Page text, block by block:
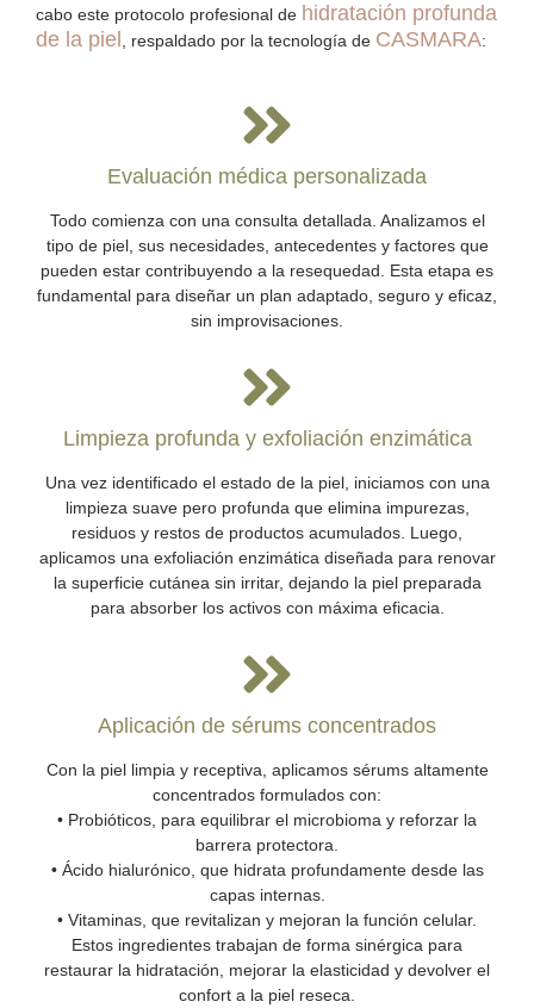
cabo este protocolo profesional de hidratación profunda
de la piel , respaldado por la tecnología de CASMARA:
Evaluación médica personalizada
Todo comienza con una consulta detallada. Analizamos el
tipo de piel, sus necesidades, antecedentes y factores que
pueden estar contribuyendo a la resequedad. Esta etapa es
fundamental para diseñar un plan adaptado, seguro y eficaz,
sin improvisaciones.
Limpieza profunda y exfoliación enzimática
Una vez identificado el estado de la piel, iniciamos con una
limpieza suave pero profunda que elimina impurezas,
residuos y restos de productos acumulados. Luego,
aplicamos una exfoliación enzimática diseñada para renovar
la superficie cutánea sin irritar, dejando la piel preparada
para absorber los activos con máxima eficacia.
Aplicación de sérums concentrados
Con la piel limpia y receptiva, aplicamos sérums altamente
concentrados formulados con:
• Probióticos, para equilibrar el microbioma y reforzar la
barrera protectora.
• Ácido hialurónico, que hidrata profundamente desde las
capas internas.
• Vitaminas, que revitalizan y mejoran la función celular.
Estos ingredientes trabajan de forma sinérgica para
restaurar la hidratación, mejorar la elasticidad y devolver el
confort a la piel reseca.